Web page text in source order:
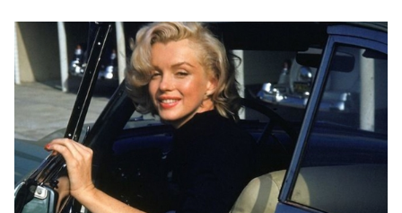
nasıl etkileyecek? 2022 yılına astrolojik açıdan bakıyoruz ve
'hangi burç hangi konularda şanslı olacak?' sorusunu
mercek altına alıyoruz.